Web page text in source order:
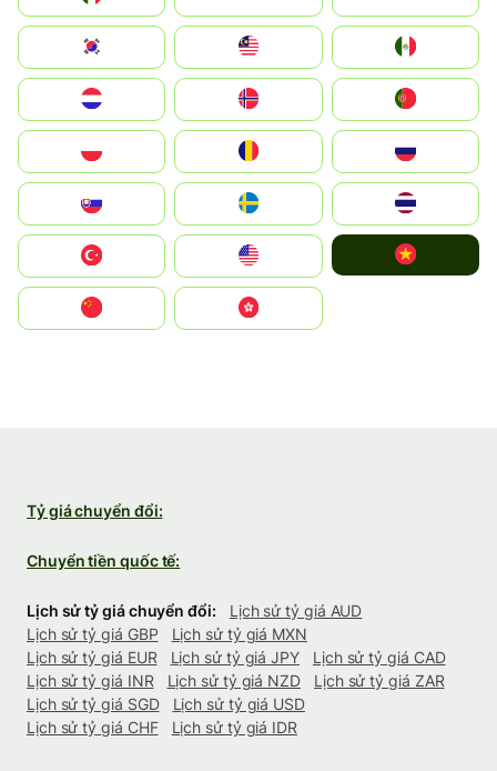
South Korea
United States
中國香港特別行政區
Tỷ giá chuyển đổi:
Chuyển tiền quốc tế:
Lịch sử tỷ giá chuyển đổi:
Lịch sử tỷ giá AUD
Lịch sử tỷ giá GBP
Lịch sử tỷ giá MXN
Lịch sử tỷ giá EUR
Lịch sử tỷ giá JPY
Lịch sử tỷ giá CAD
Lịch sử tỷ giá INR
Lịch sử tỷ giá NZD
Lịch sử tỷ giá ZAR
Lịch sử tỷ giá SGD
Lịch sử tỷ giá USD
Lịch sử tỷ giá CHF
Lịch sử tỷ giá IDR